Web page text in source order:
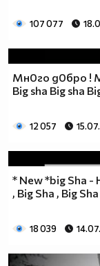
107 077
Мн0го д0бро !
Big sha Big sha
12 057
* New *big Sha -
, Big Sha , Big
18 039